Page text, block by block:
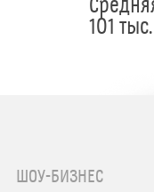
101
ШОУ-БИЗНЕС